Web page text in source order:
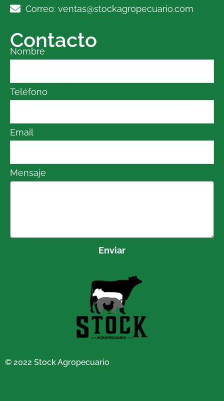
Correo: ventas@stockagropecuario.com
Contacto
Nombre
Teléfono
Email
Mensaje
Enviar
© 2022 Stock Agropecuario